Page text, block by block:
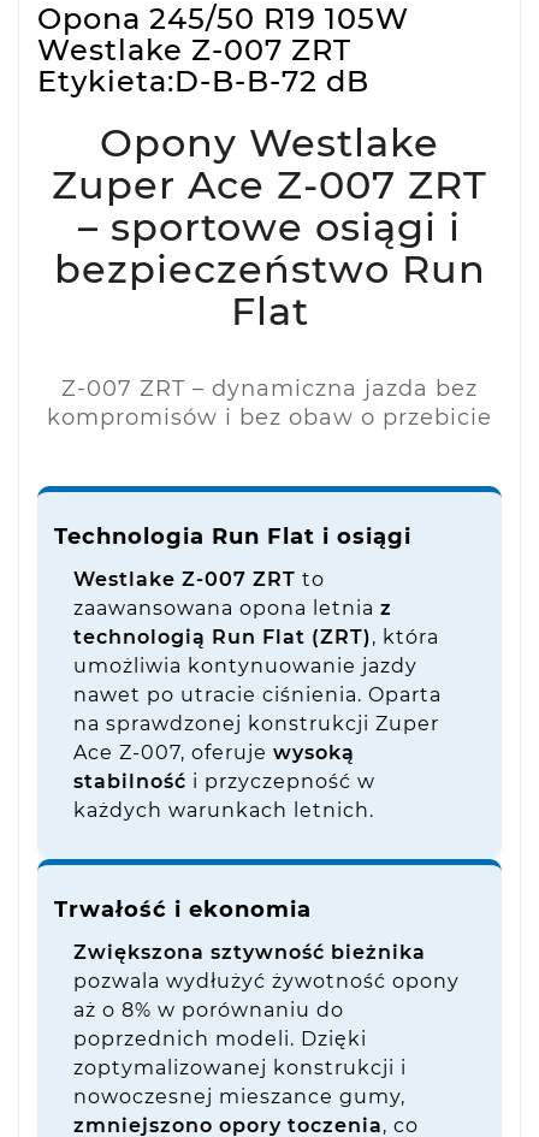
Opona 245/50 R19 105W
Westlake Z-007 ZRT
Etykieta:D-B-B-72 dB
Opony Westlake
Zuper Ace Z-007 ZRT
– sportowe osiągi i
bezpieczeństwo Run
Flat
Z-007 ZRT – dynamiczna jazda bez
kompromisów i bez obaw o przebicie
Technologia Run Flat i osiągi
Westlake Z-007 ZRT to
zaawansowana opona letnia z
technologią Run Flat (ZRT), która
umożliwia kontynuowanie jazdy
nawet po utracie ciśnienia. Oparta
na sprawdzonej konstrukcji Zuper
Ace Z-007, oferuje wysoką
stabilność i przyczepność w
każdych warunkach letnich.
Trwałość i ekonomia
Zwiększona sztywność bieżnika
pozwala wydłużyć żywotność opony
aż o 8% w porównaniu do
poprzednich modeli. Dzięki
zoptymalizowanej konstrukcji i
nowoczesnej mieszance gumy,
zmniejszono opory toczenia, co